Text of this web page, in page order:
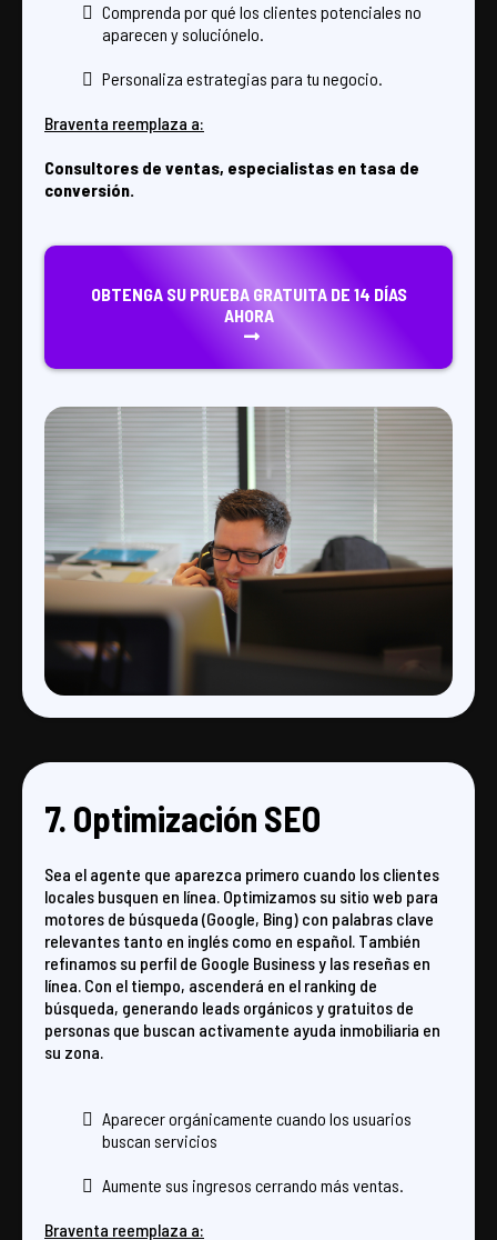
Comprenda por qué los clientes potenciales no
aparecen y soluciónelo.
Personaliza estrategias para tu negocio.
Braventa reemplaza a:
Consultores de ventas, especialistas en tasa de
conversión.
OBTENGA SU PRUEBA GRATUITA DE 14 DÍAS
AHORA
7. Optimización SEO
Sea el agente que aparezca primero cuando los clientes
locales busquen en línea. Optimizamos su sitio web para
motores de búsqueda (Google, Bing) con palabras clave
relevantes tanto en inglés como en español. También
refinamos su perfil de Google Business y las reseñas en
línea. Con el tiempo, ascenderá en el ranking de
búsqueda, generando leads orgánicos y gratuitos de
personas que buscan activamente ayuda inmobiliaria en
su zona.
Aparecer orgánicamente cuando los usuarios
buscan servicios
Aumente sus ingresos cerrando más ventas.
Braventa reemplaza a: